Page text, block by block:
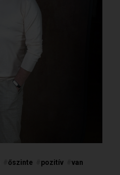
őszinte pozitív
van